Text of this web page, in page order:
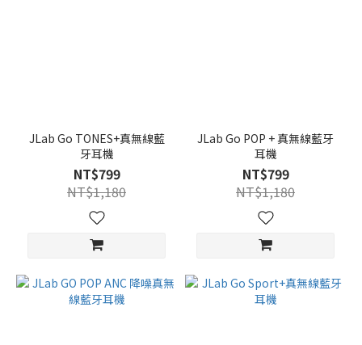
JLab Go TONES+真無線藍
牙耳機
NT$799
NT$1,180
JLab Go POP + 真無線藍牙
耳機
NT$799
NT$1,180